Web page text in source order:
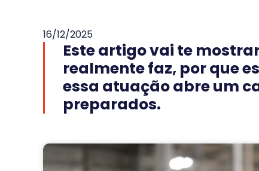
16/12/2025
Este artigo vai te
realmente faz, por que
essa atuação abre um
preparados.